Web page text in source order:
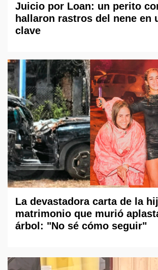
Juicio por Loan: un perito
hallaron rastros del nene en
clave
La devastadora carta de la
matrimonio que murió
árbol: "No sé cómo seguir"